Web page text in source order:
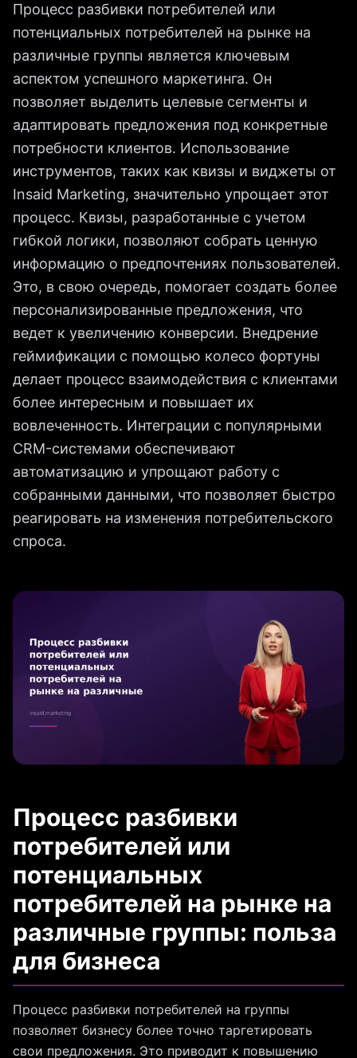
Процесс разбивки потребителей или
потенциальных потребителей на рынке на
различные группы является ключевым
аспектом успешного маркетинга. Он
позволяет выделить целевые сегменты и
адаптировать предложения под конкретные
потребности клиентов. Использование
инструментов, таких как квизы и виджеты от
Insaid Marketing, значительно упрощает этот
процесс. Квизы, разработанные с учетом
гибкой логики, позволяют собрать ценную
информацию о предпочтениях пользователей.
Это, в свою очередь, помогает создать более
персонализированные предложения, что
ведет к увеличению конверсии. Внедрение
геймификации с помощью колесо фортуны
делает процесс взаимодействия с клиентами
более интересным и повышает их
вовлеченность. Интеграции с популярными
CRM-системами обеспечивают
автоматизацию и упрощают работу с
собранными данными, что позволяет быстро
реагировать на изменения потребительского
спроса.
Процесс разбивки
потребителей или
потенциальных
потребителей на рынке на
различные группы: польза
для бизнеса
Процесс разбивки потребителей на группы
позволяет бизнесу более точно таргетировать
свои предложения. Это приводит к повышению